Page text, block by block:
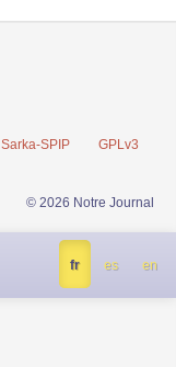
Sarka-SPIP GPLv3
© 2026 Notre Journal
fr es en